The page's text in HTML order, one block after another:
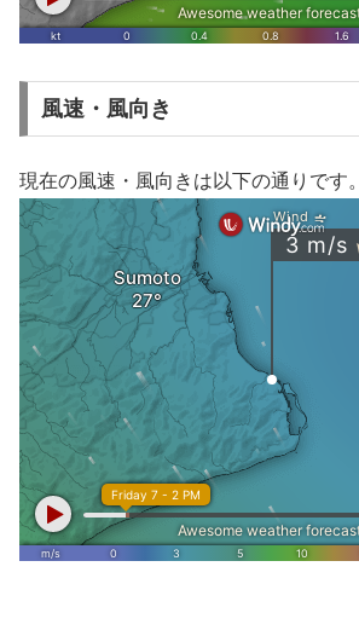
風速・風向き
現在の風速・風向きは以下の通りです。